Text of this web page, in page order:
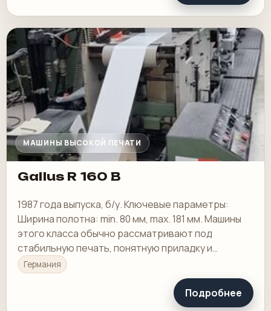
МАШИНЫ ВЫСОКОЙ ПЕЧАТИ
Gallus R 160 B
1987 года выпуска, б/у. Ключевые параметры:
Ширина полотна: min. 80 мм, max. 181 мм. Машины
этого класса обычно рассматривают под
стабильную печать, понятную приладку и
рабочую загрузку в смене.
Германия
Подробнее